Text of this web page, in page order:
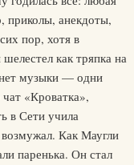
приколы, анекдоты,
пор, хотя в
как тряпка на
музыки — одни
«Кроватка»,
в Сети учила
Как Маугли
паренька. Он стал